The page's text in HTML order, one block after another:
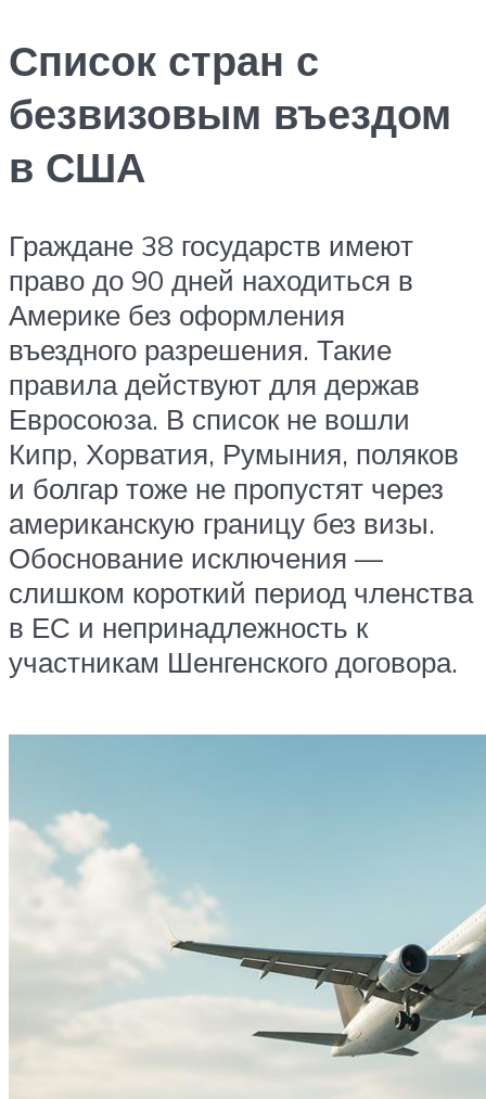
Список стран с
безвизовым въездом
в США
Граждане 38 государств имеют
право до 90 дней находиться в
Америке без оформления
въездного разрешения. Такие
правила действуют для держав
Евросоюза. В список не вошли
Кипр, Хорватия, Румыния, поляков
и болгар тоже не пропустят через
американскую границу без визы.
Обоснование исключения —
слишком короткий период членства
в ЕС и непринадлежность к
участникам Шенгенского договора.